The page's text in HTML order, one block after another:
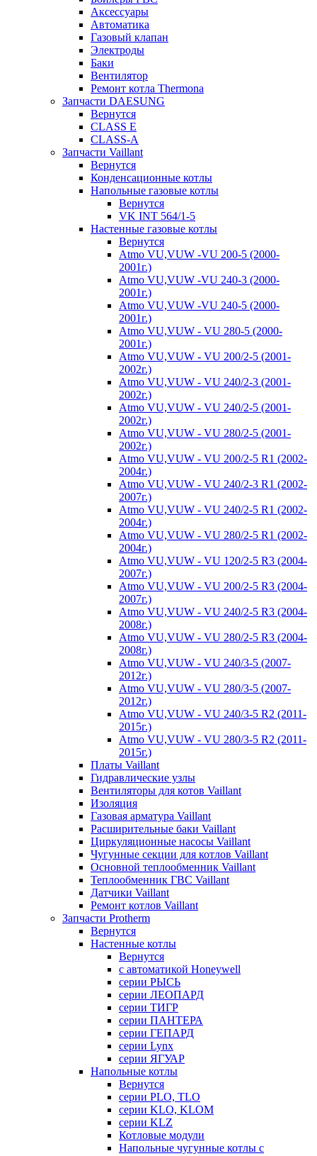
Аксессуары
Автоматика
Газовый клапан
Электроды
Баки
Вентилятор
Ремонт котла Thermona
Запчасти DAESUNG
Вернутся
CLASS E
CLASS-A
Запчасти Vaillant
Вернутся
Конденсационные котлы
Напольные газовые котлы
Вернутся
VK INT 564/1-5
Настенные газовые котлы
Вернутся
Atmo VU,VUW -VU 200-5 (2000-
2001г.)
Atmo VU,VUW -VU 240-3 (2000-
2001г.)
Atmo VU,VUW -VU 240-5 (2000-
2001г.)
Atmo VU,VUW - VU 280-5 (2000-
2001г.)
Atmo VU,VUW - VU 200/2-5 (2001-
2002г.)
Atmo VU,VUW - VU 240/2-3 (2001-
2002г.)
Atmo VU,VUW - VU 240/2-5 (2001-
2002г.)
Atmo VU,VUW - VU 280/2-5 (2001-
2002г.)
Atmo VU,VUW - VU 200/2-5 R1 (2002-
2004г.)
Atmo VU,VUW - VU 240/2-3 R1 (2002-
2007г.)
Atmo VU,VUW - VU 240/2-5 R1 (2002-
2004г.)
Atmo VU,VUW - VU 280/2-5 R1 (2002-
2004г.)
Atmo VU,VUW - VU 120/2-5 R3 (2004-
2007г.)
Atmo VU,VUW - VU 200/2-5 R3 (2004-
2007г.)
Atmo VU,VUW - VU 240/2-5 R3 (2004-
2008г.)
Atmo VU,VUW - VU 280/2-5 R3 (2004-
2008г.)
Atmo VU,VUW - VU 240/3-5 (2007-
2012г.)
Atmo VU,VUW - VU 280/3-5 (2007-
2012г.)
Atmo VU,VUW - VU 240/3-5 R2 (2011-
2015г.)
Atmo VU,VUW - VU 280/3-5 R2 (2011-
2015г.)
Платы Vaillant
Гидравлические узлы
Вентиляторы для котов Vaillant
Изоляция
Газовая арматура Vaillant
Расширительные баки Vaillant
Циркуляционные насосы Vaillant
Чугунные секции для котлов Vaillant
Основной теплообменник Vaillant
Теплообменник ГВС Vaillant
Датчики Vaillant
Ремонт котлов Vaillant
Запчасти Protherm
Вернутся
Настенные котлы
Вернутся
с автоматикой Honeywell
серии РЫСЬ
серии ЛЕОПАРД
серии ТИГР
серии ПАНТЕРА
серии ГЕПАРД
серии Lynx
серии ЯГУАР
Напольные котлы
Вернутся
серии PLO, TLO
серии KLO, KLOM
серии KLZ
Котловые модули
Напольные чугунные котлы с